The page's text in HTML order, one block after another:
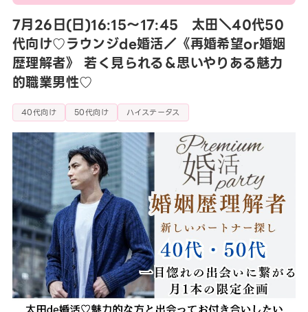
7月26日(日)16:15〜17:45 太田＼40代50
代向け♡ラウンジde婚活／《再婚希望or婚姻
歴理解者》 若く見られる＆思いやりある魅力
的職業男性♡
40代向け 50代向け ハイステータス